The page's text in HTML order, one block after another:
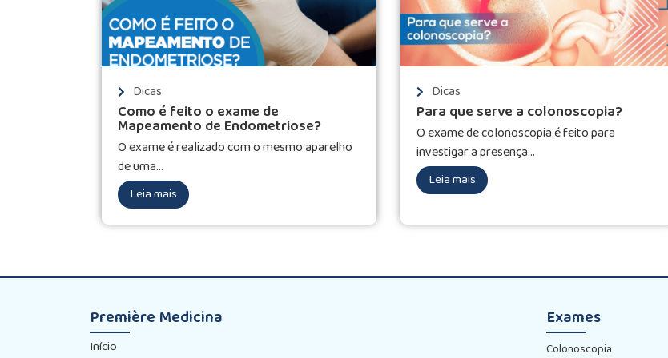
Dicas
Como é feito o exame de
Mapeamento de Endometriose?
O exame é realizado com o mesmo aparelho
de uma...
Leia mais
Dicas
Para que serve a colonoscopia?
O exame de colonoscopia é feito para
investigar a presença...
Leia mais
Première Medicina
Início
Exames
Colonoscopia